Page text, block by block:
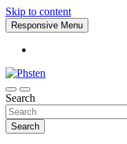
Skip to content
Responsive Menu
Phsten
Search
Search